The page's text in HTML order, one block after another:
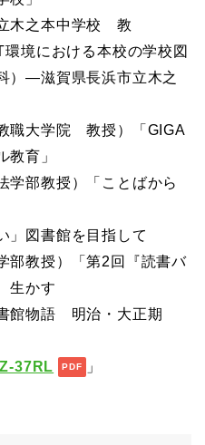
木之本中学校 教
における本校の学校図
）―滋賀県長浜市立木之
大学院 教授）「GIGA
教育」
部教授）「ことばから
図書館を目指して
教授）「第2回『読書バ
生かす
館物語 明治・大正期
37RL 」